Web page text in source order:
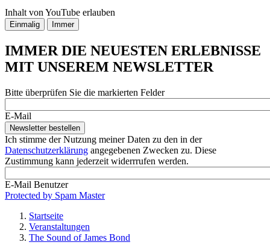
Inhalt von YouTube erlauben
IMMER DIE NEUESTEN ERLEBNISSE
MIT UNSEREM NEWSLETTER
Bitte überprüfen Sie die markierten Felder
E-Mail
Ich stimme der Nutzung meiner Daten zu den in der
Datenschutzerklärung angegebenen Zwecken zu. Diese
Zustimmung kann jederzeit widerrrufen werden.
E-Mail Benutzer
Protected by Spam Master
Pfadnavigation
Startseite
Veranstaltungen
The Sound of James Bond